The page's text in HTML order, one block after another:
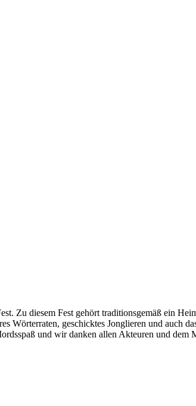
Zu diesem Fest gehört traditionsgemäß ein
Wörterraten, geschicktes Jonglieren und auch
und wir danken allen Akteuren und dem